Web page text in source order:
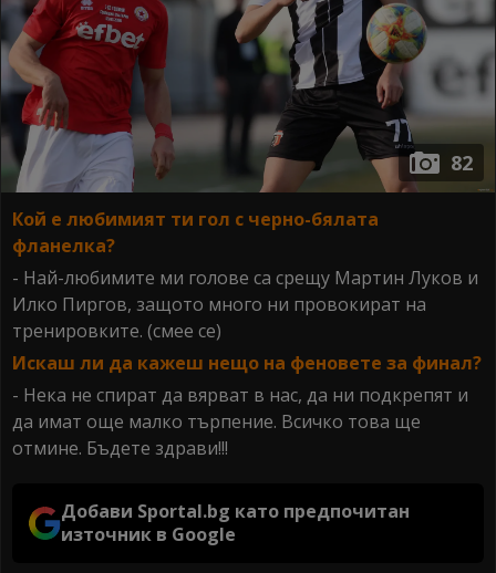
82
Кой е любимият ти гол с черно-бялата
фланелка?
- Най-любимите ми голове са срещу Мартин Луков и
Илко Пиргов, защото много ни провокират на
тренировките. (смее се)
Искаш ли да кажеш нещо на феновете за финал?
- Нека не спират да вярват в нас, да ни подкрепят и
да имат още малко търпение. Всичко това ще
отмине. Бъдете здрави!!!
Добави Sportal.bg като предпочитан
източник в Google